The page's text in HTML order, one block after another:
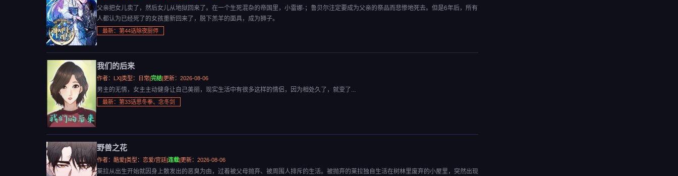
父亲把女儿卖了，然后女儿从地狱回来了。在一个生死混杂的帝国里，小雷娜·；鲁贝尔注定要成为父亲的祭品而悲惨地死去。但是6年后，所有
人都认为已经死了的女孩重新回来了，脱下羔羊的面具，成为狮子。
最新：第44话除夜厨师
我们的后来
作者：LX|类型：日常|完结|更新：2026-08-06
男主的无情，女主主动健身让自己美丽，现实生活中有很多这样的情侣，因为相处久了，就变了...
最新：第33话思冬拳、念冬剑
野兽之花
作者：酷爱|类型：恋爱/宫廷|连载|更新：2026-08-06
莱拉从出生开始就因身上散发出的恶臭为由，过着被父母抛弃、被周围人排斥的生活。被抛弃的莱拉独自生活在树林里废弃的小屋里，突然出现